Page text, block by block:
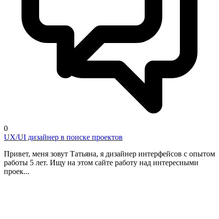
0
UX/UI дизайнер в поиске проектов
Привет, меня зовут Татьяна, я дизайнер интерфейсов с опытом
работы 5 лет. Ищу на этом сайте работу над интересными
проек...